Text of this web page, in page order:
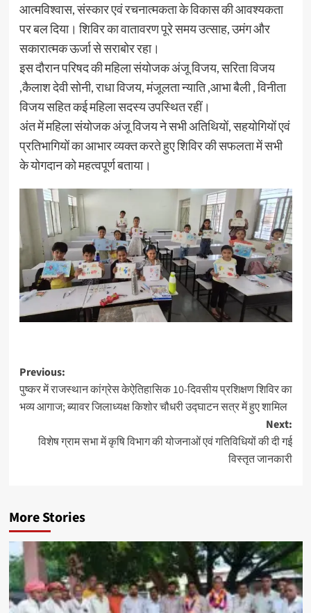
आत्मविश्वास, संस्कार एवं रचनात्मकता के विकास की आवश्यकता
पर बल दिया। शिविर का वातावरण पूरे समय उत्साह, उमंग और
सकारात्मक ऊर्जा से सराबोर रहा।
इस दौरान परिषद की महिला संयोजक अंजू विजय, सरिता विजय
,कैलाश देवी सोनी, राधा विजय, मंजूलता न्याति ,आभा बैली , विनीता
विजय सहित कई महिला सदस्य उपस्थित रहीं।
अंत में महिला संयोजक अंजू विजय ने सभी अतिथियों, सहयोगियों एवं
प्रतिभागियों का आभार व्यक्त करते हुए शिविर की सफलता में सभी
के योगदान को महत्वपूर्ण बताया।
Previous:
पुष्कर में राजस्थान कांग्रेस केऐतिहासिक 10-दिवसीय प्रशिक्षण शिविर का
भव्य आगाज; ब्यावर जिलाध्यक्ष किशोर चौधरी उद्घाटन सत्र में हुए शामिल
Next:
विशेष ग्राम सभा में कृषि विभाग की योजनाओं एवं गतिविधियों की दी गई
विस्तृत जानकारी
More Stories